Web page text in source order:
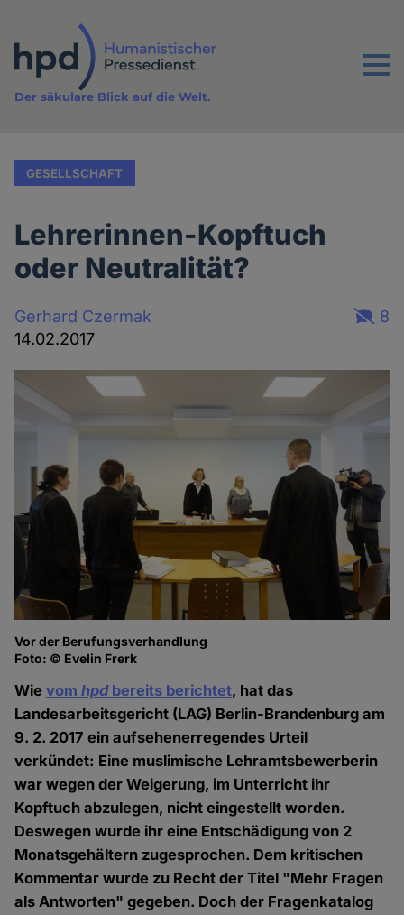
Inhalt
Menu
Der säkulare Blick auf die Welt.
GESELLSCHAFT
Lehrerinnen-Kopftuch
oder Neutralität?
Gerhard Czermak
14.02.2017
8
Vor der Berufungsverhandlung
Foto: © Evelin Frerk
Wievomhpdbereits berichtet, hat das
Landesarbeitsgericht (LAG) Berlin-Brandenburg am
9. 2. 2017 ein aufsehenerregendes Urteil
verkündet: Eine muslimische Lehramtsbewerberin
war wegen der Weigerung, im Unterricht ihr
Kopftuch abzulegen, nicht eingestellt worden.
Deswegen wurde ihr eine Entschädigung von 2
Monatsgehältern zugesprochen. Dem kritischen
Kommentar wurde zu Recht der Titel "Mehr Fragen
als Antworten" gegeben. Doch der Fragenkatalog